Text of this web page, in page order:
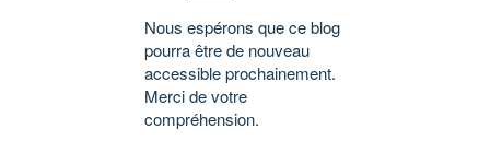
Nous espérons que ce blog
pourra être de nouveau
accessible prochainement.
Merci de votre
compréhension.